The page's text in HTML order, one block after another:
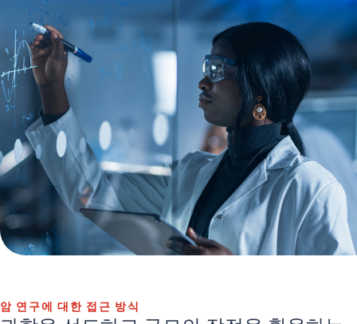
암 연구에 대한 접근 방식